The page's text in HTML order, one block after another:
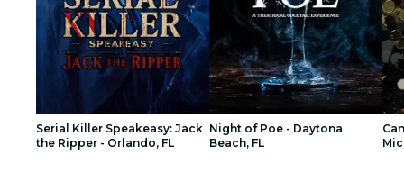
Seoul
Tour città
Ristoranti
Serial Killer Speakeasy: Jack
the Ripper - Orlando, FL
Night of Poe - Daytona
Beach, FL